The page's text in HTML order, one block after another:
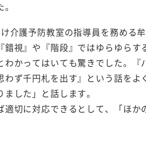
介護予防教室の指導員を務める
錯視』や『階段』ではゆらゆら
わかってはいても驚きでした。
わず千円札を出す』という話を
した」と話します。
適切に対応できるとして、「ほか